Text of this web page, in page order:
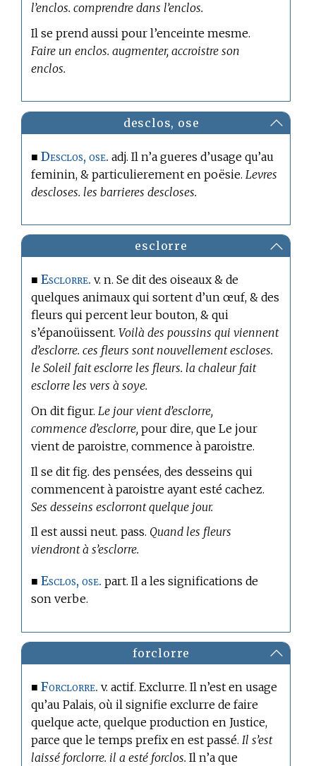
l’enclos. comprendre dans l’enclos.
Il se prend aussi pour l’enceinte mesme.
Faire un enclos. augmenter, accroistre son
enclos.
desclos, ose
■Desclos, ose. adj. Il n’a gueres d’usage qu’au
feminin, & particulierement en poësie. Levres
descloses. les barrieres descloses.
esclorre
■Esclorre. v. n. Se dit des oiseaux & de
quelques animaux qui sortent d’un œuf, & des
fleurs qui percent leur bouton, & qui
s’épanoüissent.Voilà des poussins qui viennent
d’esclorre. ces fleurs sont nouvellement escloses.
le Soleil fait esclorre les fleurs. la chaleur fait
esclorre les vers à soye.
On dit figur. Le jour vient d’esclorre,
commence d’esclorre, pour dire, que Le jour
vient de paroistre, commence à paroistre.
Il se dit fig. des pensées, des desseins qui
commencent à paroistre ayant esté cachez.
Ses desseins esclorront quelque jour.
Il est aussi neut. pass. Quand les fleurs
viendront à s’esclorre.
■Esclos, ose. part. Il a les significations de
son verbe.
forclorre
■Forclorre. v. actif. Exclurre. Il n’est en usage
qu’au Palais, où il signifie exclurre de faire
quelque acte, quelque production en Justice,
parce que le temps prefix en est passé. Il s’est
laissé forclorre. il a esté forclos. Il n’a que